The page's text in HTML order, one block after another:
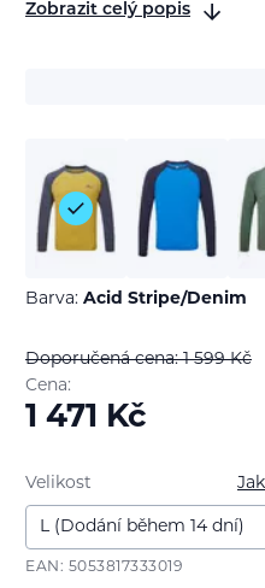
Zobrazit celý popis
Barva: Acid Stripe/Denim
Doporučená cena: 1 599Kč
Cena:
1 471 Kč
Velikost
EAN: 5053817333019